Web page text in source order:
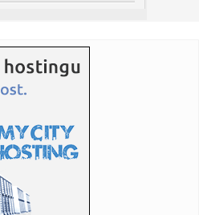
Žalgiris ponovo doveo Kinana
vode: Kapacitet duplo veći od
Ovo su kazne za saobraćajne